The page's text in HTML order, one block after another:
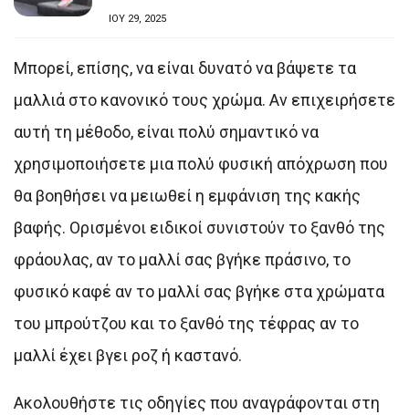
ΙΟΥ 29, 2025
Μπορεί, επίσης, να είναι δυνατό να βάψετε τα
μαλλιά στο κανονικό τους χρώμα. Αν επιχειρήσετε
αυτή τη μέθοδο, είναι πολύ σημαντικό να
χρησιμοποιήσετε μια πολύ φυσική απόχρωση που
θα βοηθήσει να μειωθεί η εμφάνιση της κακής
βαφής. Ορισμένοι ειδικοί συνιστούν το ξανθό της
φράουλας, αν το μαλλί σας βγήκε πράσινο, το
φυσικό καφέ αν το μαλλί σας βγήκε στα χρώματα
του μπρούτζου και το ξανθό της τέφρας αν το
μαλλί έχει βγει ροζ ή καστανό.
Ακολουθήστε τις οδηγίες που αναγράφονται στη